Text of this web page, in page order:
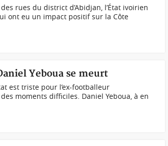
rues du district d’Abidjan, l’État ivoirien
ont eu un impact positif sur la Côte
Yeboua se meurt
est triste pour l’ex-footballeur
moments difficiles. Daniel Yeboua, à en